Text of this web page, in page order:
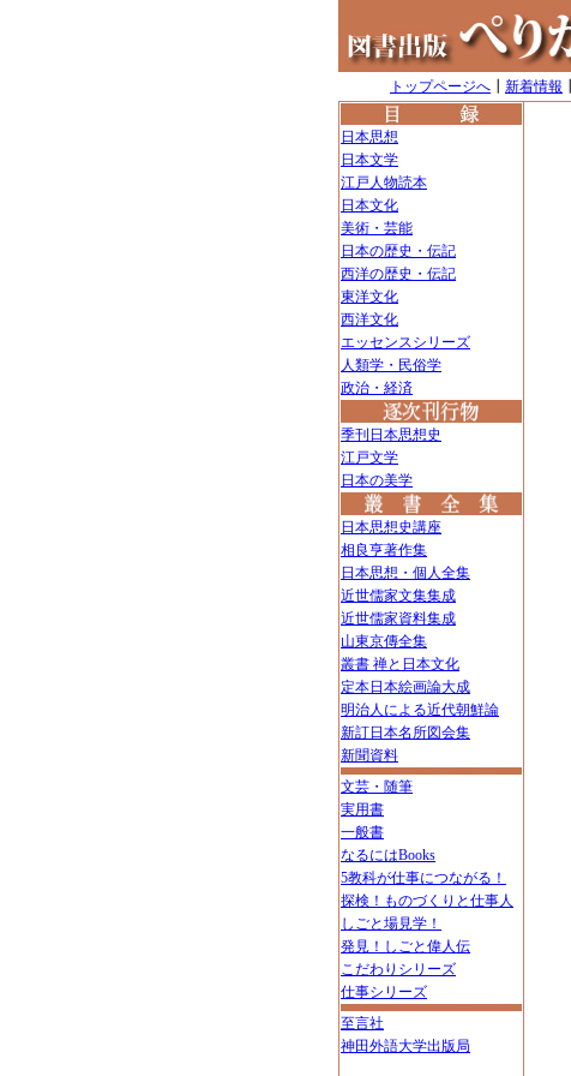
トップページへ 新着情報
日本思想
日本文学
江戸人物読本
日本文化
美術・芸能
日本の歴史・伝記
西洋の歴史・伝記
東洋文化
西洋文化
エッセンスシリーズ
人類学・民俗学
政治・経済
季刊日本思想史
江戸文学
日本の美学
日本思想史講座
相良亨著作集
日本思想・個人全集
近世儒家文集集成
近世儒家資料集成
山東京傳全集
叢書 禅と日本文化
定本日本絵画論大成
明治人による近代朝鮮論
新訂日本名所図会集
新聞資料
文芸・随筆
実用書
一般書
なるにはBooks
5教科が仕事につながる！
探検！ものづくりと仕事人
しごと場見学！
発見！しごと偉人伝
こだわりシリーズ
仕事シリーズ
至言社
神田外語大学出版局